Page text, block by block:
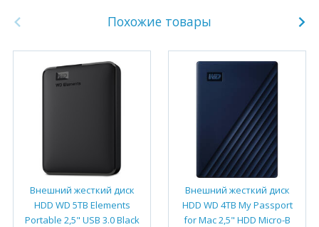
Похожие товары
Внешний жесткий диск
HDD WD 5TB Elements
Portable 2,5" USB 3.0 Black
Внешний жесткий диск
HDD WD 4TB My Passport
for Mac 2,5" HDD Micro-B